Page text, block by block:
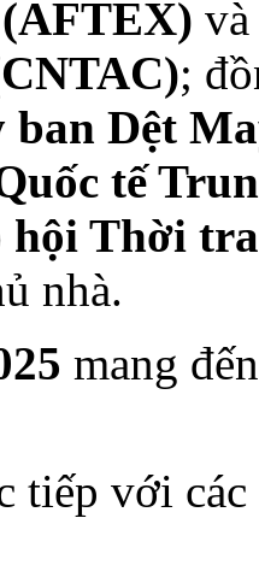
;
ban Dệt
tế
hội Thời
nhà.
mang
tiếp với